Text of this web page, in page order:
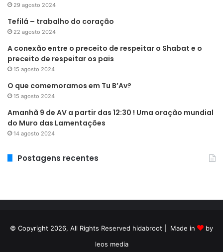
29 agosto 2024
Tefilá – trabalho do coração
22 agosto 2024
A conexão entre o preceito de respeitar o Shabat e o
preceito de respeitar os pais
15 agosto 2024
O que comemoramos em Tu B’Av?
15 agosto 2024
Amanhã 9 de AV a partir das 12:30 ! Uma oração mundial
do Muro das Lamentações
14 agosto 2024
Postagens recentes
© Copyright 2026, All Rights Reserved hidabroot | Made in
by
leos media